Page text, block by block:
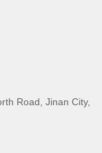
Road, Jinan City,